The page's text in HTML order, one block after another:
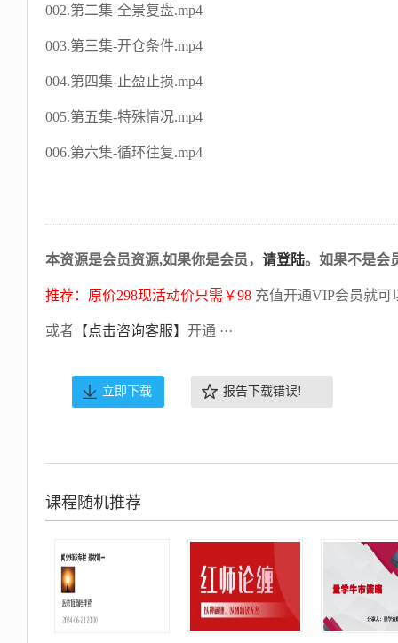
002.第二集-全景复盘.mp4
003.第三集-开仓条件.mp4
004.第四集-止盈止损.mp4
005.第五集-特殊情况.mp4
006.第六集-循环往复.mp4
本资源是会员资源,如果你是会员， 请登陆。如果不是会
推荐：原价298现活动价只需￥98 充值开通VIP会员就可
或者 【点击咨询客服】 开通 ···
立即下载 报告下载错误!
课程随机推荐